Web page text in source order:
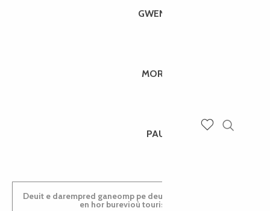
GWENAËLLE
MORGANE
PAULINE
Deuit e darempred ganeomp pe deuit da welet ac'hanomp
en hor burevioù touristerezh